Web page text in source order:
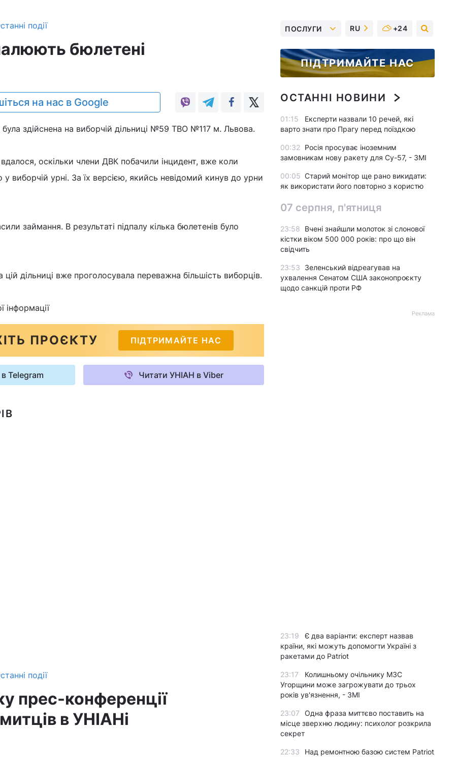
події
бюлетені
на нас в Google
була здійснена на виборчій дільниці №59 ТВО №117 м. Львова.
оскільки члени ДВК побачили інцидент, вже коли
виборчій урні. За їх версією, якийсь невідомий кинув до урни
займання. В результаті підпалу кілька бюлетенів було
дільниці вже проголосувала переважна більшість виборців.
інформації
ПРОЄКТУ ПІДТРИМАЙТЕ НАС
Telegram Читати УНІАН в Viber
події
прес-конференції
в УНІАНі
ПОСЛУГИ RU +24
ПІДТРИМАЙТЕ НАС
ОСТАННІ НОВИНИ
01:15
Експерти назвали 10 речей, які
варто знати про Прагу перед поїздкою
00:32
Росія просуває іноземним
замовникам нову ракету для Су-57, - ЗМІ
00:05 Старий монітор ще рано викидати:
як використати його повторно з користю
07 серпня, п'ятниця
23:58
Вчені знайшли молоток зі слонової
кістки віком 500 000 років: про що він
свідчить
23:53
Зеленський відреагував на
ухвалення Сенатом США законопроєкту
щодо санкцій проти РФ
Реклама
23:19
Є два варіанти: експерт назвав
країни, які можуть допомогти Україні з
ракетами до Patriot
23:17
Колишньому очільнику МЗС
Угорщини може загрожувати до трьох
років ув'язнення, - ЗМІ
23:07
Одна фраза миттєво поставить на
місце зверхню людину: психолог розкрила
секрет
22:33
Над ремонтною базою систем Patriot